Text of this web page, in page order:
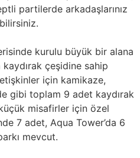
partilerde arkadaşlarınız
kurulu büyük bir alana
çeşidine sahip
için kamikaze,
gibi toplam 9 adet kaydırak
misafirler için özel
7 adet, Aqua Tower’da 6
mevcut.